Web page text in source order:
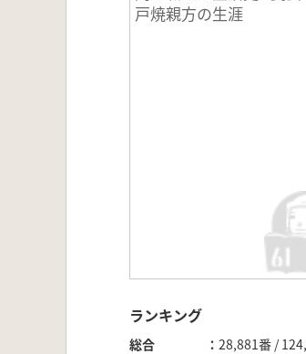
戸焼親方の生涯
ランキング
総合
28,881番 /